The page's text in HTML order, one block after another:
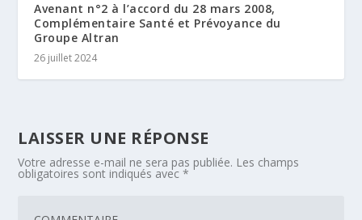
Avenant n°2 à l’accord du 28 mars 2008,
Complémentaire Santé et Prévoyance du
Groupe Altran
26 juillet 2024
LAISSER UNE RÉPONSE
Votre adresse e-mail ne sera pas publiée. Les champs
obligatoires sont indiqués avec*